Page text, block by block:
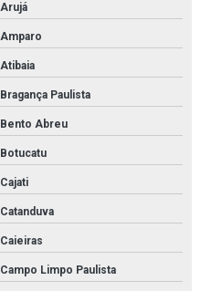
Arujá
Amparo
Atibaia
Bragança Paulista
Bento Abreu
Botucatu
Cajati
Catanduva
Caieiras
Campo Limpo Paulista